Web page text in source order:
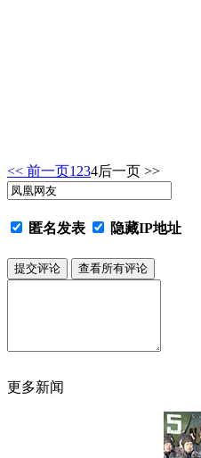
<< 前一页1 234后一页 >>
匿名发表 隐藏IP地址
更多新闻